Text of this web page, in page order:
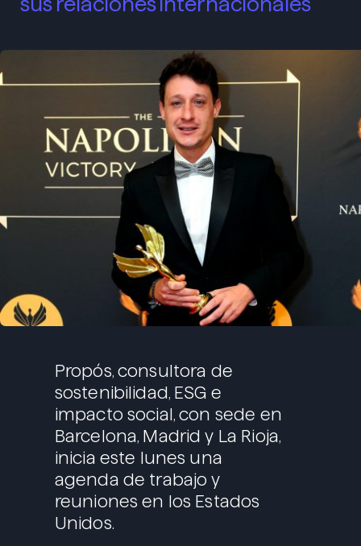
Propós, consultora de
sostenibilidad, ESG e
impacto social, con sede en
Barcelona, Madrid y La Rioja,
inicia este lunes una
agenda de trabajo y
reuniones en los Estados
Unidos.